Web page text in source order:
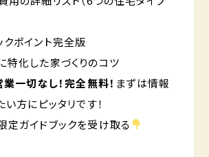
クポイント完全版
特化した家づくりのコツ
一切なし！完全無料！ まずは情報
方にピッタリです！
定ガイドブックを受け取る